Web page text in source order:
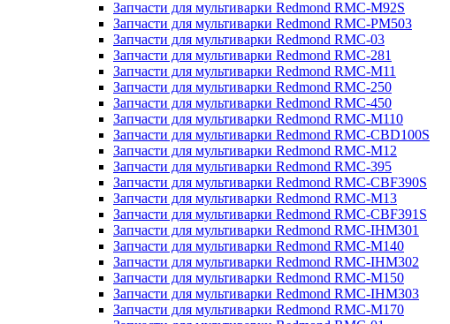
Запчасти для мультиварки Redmond RMC-M92S
Запчасти для мультиварки Redmond RMC-PM503
Запчасти для мультиварки Redmond RMC-03
Запчасти для мультиварки Redmond RMC-281
Запчасти для мультиварки Redmond RMC-M11
Запчасти для мультиварки Redmond RMC-250
Запчасти для мультиварки Redmond RMC-450
Запчасти для мультиварки Redmond RMC-M110
Запчасти для мультиварки Redmond RMC-CBD100S
Запчасти для мультиварки Redmond RMC-M12
Запчасти для мультиварки Redmond RMC-395
Запчасти для мультиварки Redmond RMC-CBF390S
Запчасти для мультиварки Redmond RMC-M13
Запчасти для мультиварки Redmond RMC-CBF391S
Запчасти для мультиварки Redmond RMC-IHM301
Запчасти для мультиварки Redmond RMC-M140
Запчасти для мультиварки Redmond RMC-IHM302
Запчасти для мультиварки Redmond RMC-M150
Запчасти для мультиварки Redmond RMC-IHM303
Запчасти для мультиварки Redmond RMC-M170